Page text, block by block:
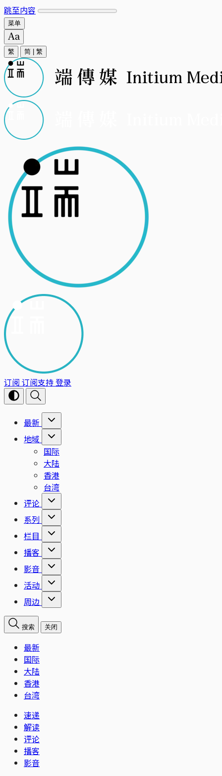
跳至内容
菜单
繁 简 繁
订阅 订阅支持登录
最新
地域
国际
大陆
香港
台湾
评论
系列
栏目
播客
影音
活动
周边
搜索 关闭
最新
国际
大陆
香港
台湾
速递
解读
评论
播客
影音